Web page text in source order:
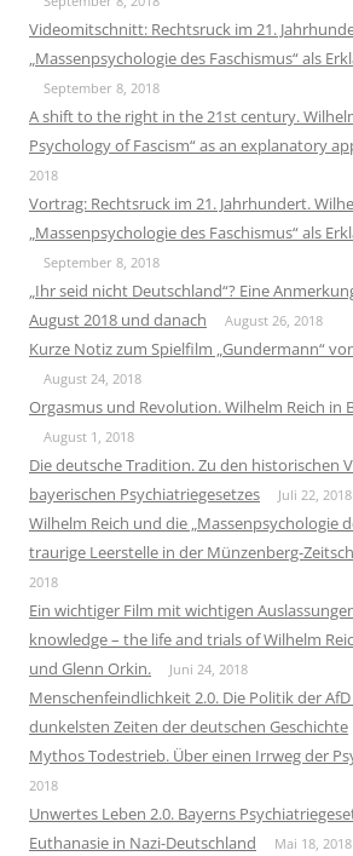
Videomitschnitt: Rechtsruck im 21.
„Massenpsychologie des Faschismus“ als
September 8, 2018
A shift to the right in the 21st century.
Psychology of Fascism“ as an explanatory
2018
Vortrag: Rechtsruck im 21. Jahrhundert.
„Massenpsychologie des Faschismus“ als
September 8, 2018
„Ihr seid nicht Deutschland“? Eine
August 2018 und danach
August 26, 2018
Kurze Notiz zum Spielfilm „Gundermann“
August 24, 2018
Orgasmus und Revolution. Wilhelm Reich in
August 1, 2018
Die deutsche Tradition. Zu den historischen
bayerischen Psychiatriegesetzes
Juli 22, 2018
Wilhelm Reich und die „Massenpsychologie
traurige Leerstelle in der Münzenberg-
2018
Ein wichtiger Film mit wichtigen
knowledge – the life and trials of Wilhelm
und Glenn Orkin.
Juni 24, 2018
Menschenfeindlichkeit 2.0. Die Politik der
dunkelsten Zeiten der deutschen Geschichte
Mythos Todestrieb. Über einen Irrweg der
2018
Unwertes Leben 2.0. Bayerns
Euthanasie in Nazi-Deutschland
Mai 18, 2018